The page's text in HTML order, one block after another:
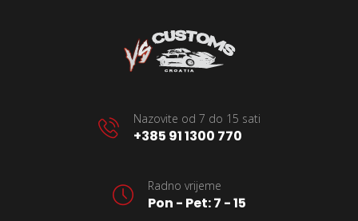
Nazovite od 7 do 15 sati
+385 91 1300 770
Radno vrijeme
Pon - Pet: 7 - 15